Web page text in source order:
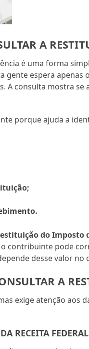
A
é uma forma
gente espera
A consulta mostra se
porque ajuda a
do Imposto
contribuinte pode
desse valor no
A
exige atenção aos
RECEITA FEDERAL